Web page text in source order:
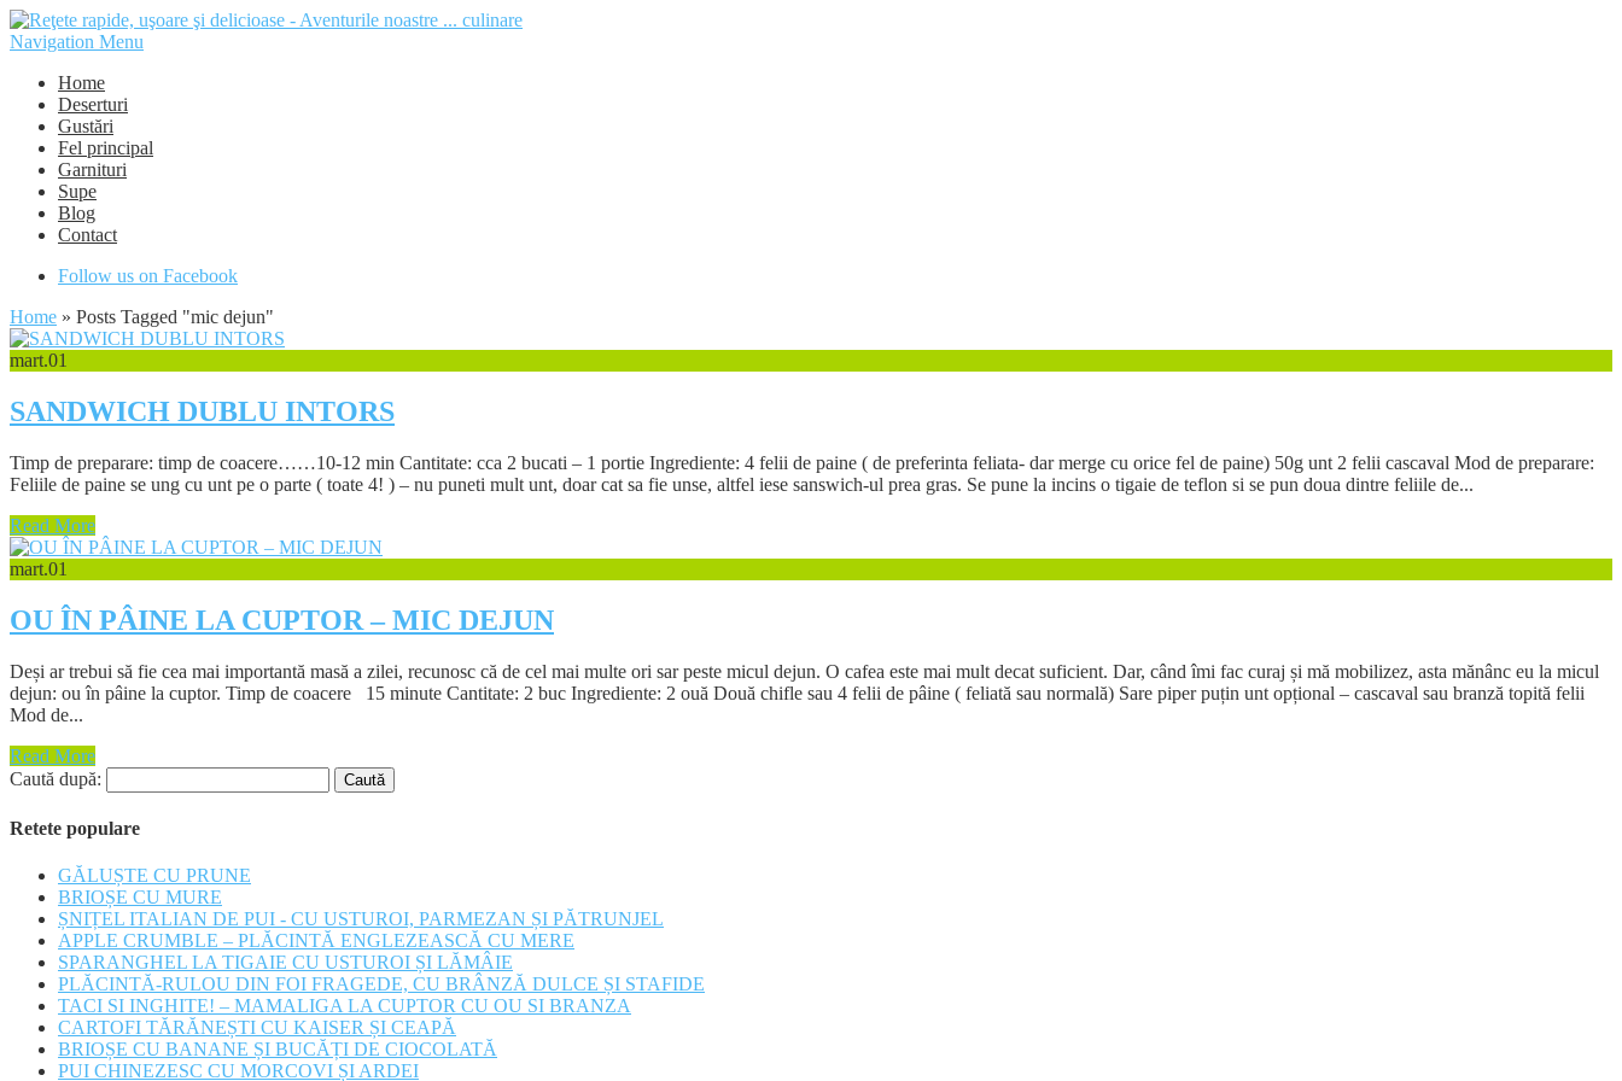
Navigation Menu
Home
Deserturi
Gustări
Fel principal
Garnituri
Supe
Blog
Contact
Follow us on Facebook
Home » Posts Tagged "mic dejun"
mart.01
SANDWICH DUBLU INTORS
Timp de preparare: timp de coacere……10-12 min Cantitate: cca 2 bucati – 1 portie Ingrediente: 4 felii de paine ( de preferinta feliata- dar merge cu orice fel de paine) 50g unt 2 felii cascaval Mod de preparare:
Feliile de paine se ung cu unt pe o parte ( toate 4! ) – nu puneti mult unt, doar cat sa fie unse, altfel iese sanswich-ul prea gras. Se pune la incins o tigaie de teflon si se pun doua dintre feliile de...
Read More
mart.01
OU ÎN PÂINE LA CUPTOR – MIC DEJUN
Deși ar trebui să fie cea mai importantă masă a zilei, recunosc că de cel mai multe ori sar peste micul dejun. O cafea este mai mult decat suficient. Dar, când îmi fac curaj și mă mobilizez, asta mănânc eu la micul
dejun: ou în pâine la cuptor. Timp de coacere 15 minute Cantitate: 2 buc Ingrediente: 2 ouă Două chifle sau 4 felii de pâine ( feliată sau normală) Sare piper puțin unt opțional – cascaval sau branză topită felii
Mod de...
Read More
Caută după:
Retete populare
GĂLUȘTE CU PRUNE
BRIOȘE CU MURE
ȘNIȚEL ITALIAN DE PUI - CU USTUROI, PARMEZAN ȘI PĂTRUNJEL
APPLE CRUMBLE – PLĂCINTĂ ENGLEZEASCĂ CU MERE
SPARANGHEL LA TIGAIE CU USTUROI ȘI LĂMÂIE
PLĂCINTĂ-RULOU DIN FOI FRAGEDE, CU BRÂNZĂ DULCE ȘI STAFIDE
TACI SI INGHITE! – MAMALIGA LA CUPTOR CU OU SI BRANZA
CARTOFI TĂRĂNEȘTI CU KAISER ȘI CEAPĂ
BRIOȘE CU BANANE ȘI BUCĂȚI DE CIOCOLATĂ
PUI CHINEZESC CU MORCOVI ȘI ARDEI